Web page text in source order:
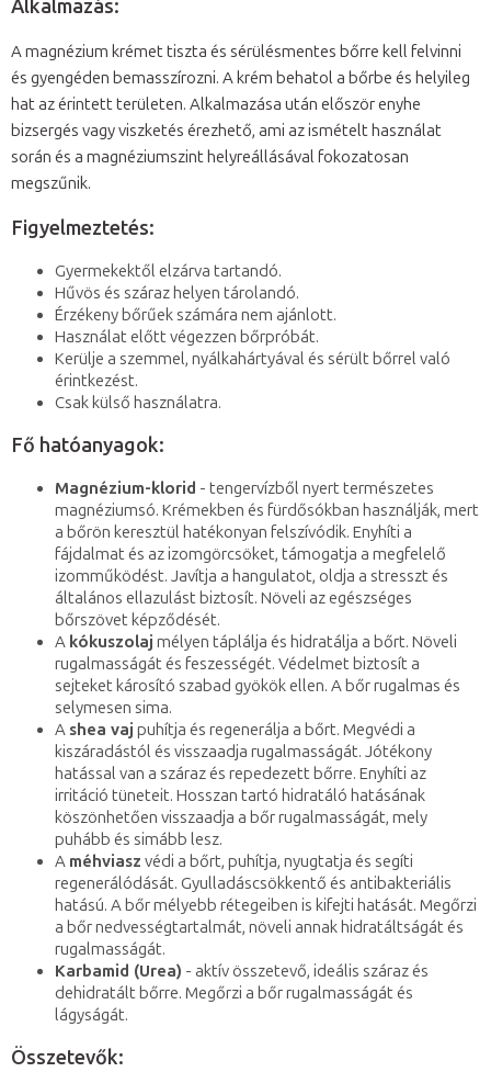
Alkalmazás:
A magnézium krémet tiszta és sérülésmentes bőrre kell felvinni
és gyengéden bemasszírozni. A krém behatol a bőrbe és helyileg
hat az érintett területen. Alkalmazása után először enyhe
bizsergés vagy viszketés érezhető, ami az ismételt használat
során és a magnéziumszint helyreállásával fokozatosan
megszűnik.
Figyelmeztetés:
Gyermekektől elzárva tartandó.
Hűvös és száraz helyen tárolandó.
Érzékeny bőrűek számára nem ajánlott.
Használat előtt végezzen bőrpróbát.
Kerülje a szemmel, nyálkahártyával és sérült bőrrel való
érintkezést.
Csak külső használatra.
Fő hatóanyagok:
Magnézium-klorid - tengervízből nyert természetes
magnéziumsó. Krémekben és fürdősókban használják, mert
a bőrön keresztül hatékonyan felszívódik. Enyhíti a
fájdalmat és az izomgörcsöket, támogatja a megfelelő
izomműködést. Javítja a hangulatot, oldja a stresszt és
általános ellazulást biztosít. Növeli az egészséges
bőrszövet képződését.
A kókuszolaj mélyen táplálja és hidratálja a bőrt. Növeli
rugalmasságát és feszességét. Védelmet biztosít a
sejteket károsító szabad gyökök ellen. A bőr rugalmas és
selymesen sima.
A shea vaj puhítja és regenerálja a bőrt. Megvédi a
kiszáradástól és visszaadja rugalmasságát. Jótékony
hatással van a száraz és repedezett bőrre. Enyhíti az
irritáció tüneteit. Hosszan tartó hidratáló hatásának
köszönhetően visszaadja a bőr rugalmasságát, mely
puhább és simább lesz.
A méhviasz védi a bőrt, puhítja, nyugtatja és segíti
regenerálódását. Gyulladáscsökkentő és antibakteriális
hatású. A bőr mélyebb rétegeiben is kifejti hatását. Megőrzi
a bőr nedvességtartalmát, növeli annak hidratáltságát és
rugalmasságát.
Karbamid (Urea) - aktív összetevő, ideális száraz és
dehidratált bőrre. Megőrzi a bőr rugalmasságát és
lágyságát.
Összetevők: